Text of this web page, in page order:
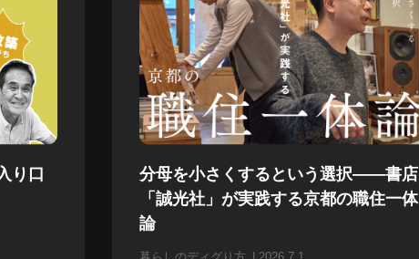
り口
分母を小さくするという選択——書店
「誠光社」が実践する京都の職住一体
論